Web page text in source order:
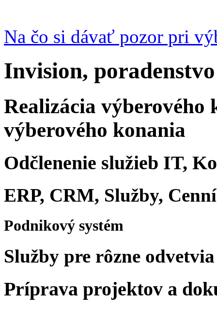
Na čo si dávať pozor pri
Invision,
Realizácia
výberového konania
Odčlenenie služieb IT,
ERP, CRM, Služby,
Podnikový systém
Služby pre rôzne odvetvia
Príprava projektov a